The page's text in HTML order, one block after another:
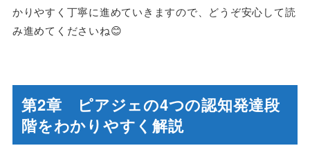
かりやすく丁寧に進めていきますので、どうぞ安心して読
み進めてくださいね😊
第2章 ピアジェの4つの認知発達段
階をわかりやすく解説